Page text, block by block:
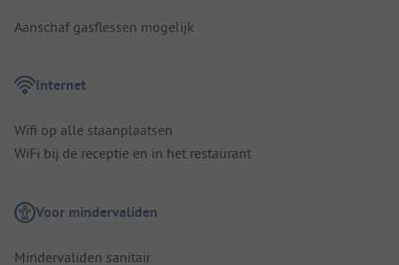
Aanschaf gasflessen mogelijk
Internet
Wifi op alle staanplaatsen
WiFi bij de receptie en in het restaurant
Voor mindervaliden
Mindervaliden sanitair